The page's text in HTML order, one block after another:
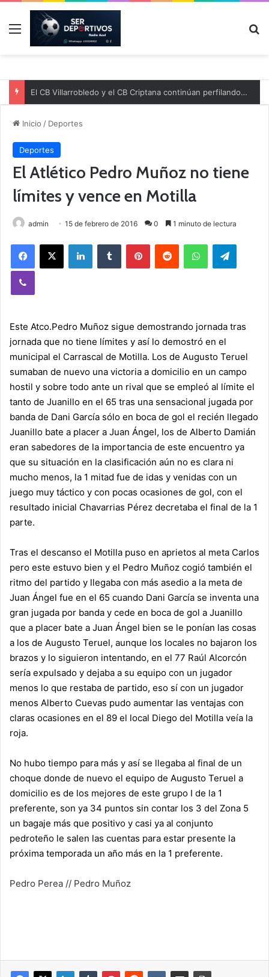
Menú
El CB Villarrobledo y el CB Criptana continúan perfilando sus plantillas
Inicio / Deportes
Deportes
El Atlético Pedro Muñoz no tiene
límites y vence en Motilla
admin 15 de febrero de 2016 0 1 minuto de lectura
Este Atco.Pedro Muñoz sigue demostrando jornada tras
jornada que no tiene límites y así lo demostró en el
municipal el Carrascal de Motilla. Los de Augusto Teruel
sumaban de nuevo una victoria a domicilio en un campo
hostil y sobre todo ante un rival que se empleó al límite el
tanto de Juanillo en el 65 tras una sensacional jugada por
banda de Dani García sólo en boca de gol el recién llegado
Juanillo bate a placer a Juan Ángel, los de Alberto Damián
eran sabedores de la importancia de este encuentro ya
que su situación en la clasificación aún no es clara ni
mucho menos, la 1 mitad fue de idas y venidas con un
juego muy táctico y con pocas ocasiones de gol, con el
resultado inicial Chavarrias Pérez decretaba el final de la 1
parte.
Tras el descanso el Motilla puso en aprietos al meta Carlos
pero este estuvo bien y el Pedro Muñoz cogió también el
ritmo del partido y llegaba con más asedio a la meta de
Juan Ángel fue en el 65 cuando Dani García se inventa una
gran jugada por banda y cede en boca de gol a Juanillo
que a placer bate a Juan Ángel bien se le ponían las cosas
a los de Augusto Teruel, aunque los locales no bajaron los
brazos y lo siguieron intentando, en el 77 Raúl Alcorcón
sería expulsado y dejaba a su equipo con un jugador
menos lo que restaba de partido, eso sí con un jugador
menos Alberto Cuevas pudo aumentar las ventajas con
claras ocasiones en el 89 el local Diego del Motilla veía la
roja.
No hubo tiempo para más y así se llegaba al final de un
choque donde de nuevo el equipo de Augusto Teruel a
domicilio es de los mejores de este grupo I de la 1
preferente, son ya 34 puntos sin contar los 3 del Zona 5
un bagaje más que positivo y casi ya al conjunto
pedroteño le salen las cuentas para estar presente la
próxima temporada un año más en la 1 preferente.
Pedro Perea // Pedro Muñoz